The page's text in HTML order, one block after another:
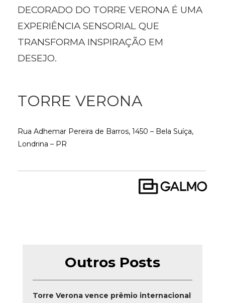
DECORADO DO TORRE VERONA É UMA
EXPERIÊNCIA SENSORIAL QUE
TRANSFORMA INSPIRAÇÃO EM
DESEJO.
TORRE VERONA
Rua Adhemar Pereira de Barros, 1450 – Bela Suíça,
Londrina – PR
Outros Posts
Torre Verona vence prêmio internacional